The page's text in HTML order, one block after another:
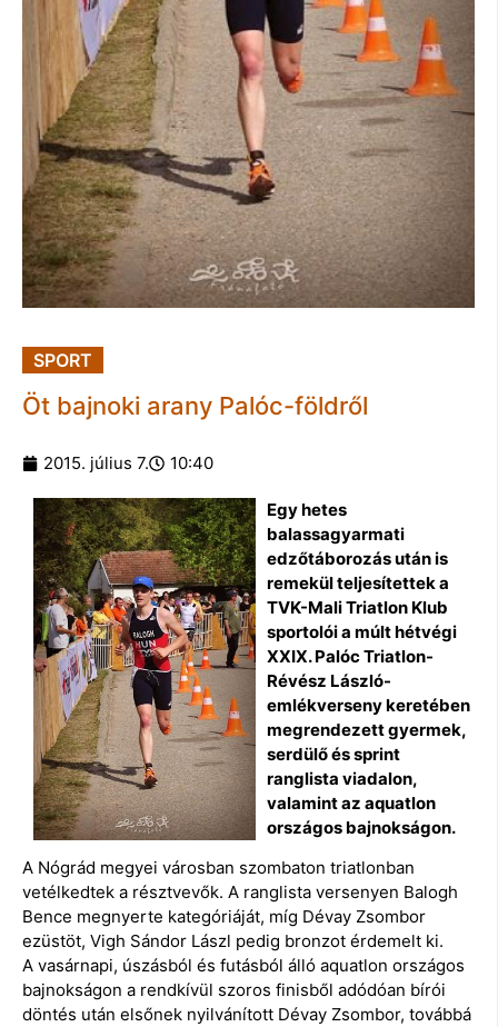
SPORT
Öt bajnoki arany Palóc-földről
2015. július 7. 10:40
Egy hetes
balassagyarmati
edzőtáborozás után is
remekül teljesítettek a
TVK-Mali Triatlon Klub
sportolói a múlt hétvégi
XXIX. Palóc Triatlon-
Révész László-
emlékverseny keretében
megrendezett gyermek,
serdülő és sprint
ranglista viadalon,
valamint az aquatlon
országos bajnokságon.
A Nógrád megyei városban szombaton triatlonban
vetélkedtek a résztvevők. A ranglista versenyen Balogh
Bence megnyerte kategóriáját, míg Dévay Zsombor
ezüstöt, Vigh Sándor Lászl pedig bronzot érdemelt ki.
A vasárnapi, úszásból és futásból álló aquatlon országos
bajnokságon a rendkívül szoros finisből adódóan bírói
döntés után elsőnek nyilvánított Dévay Zsombor, továbbá